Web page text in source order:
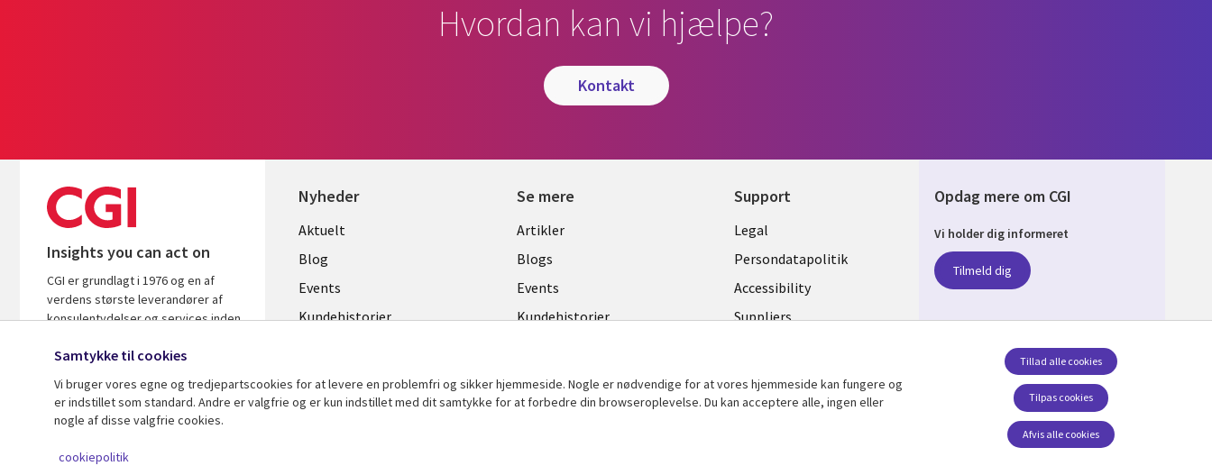
Hvordan kan vi hjælpe?
kontakt
Insights you can act on
CGI er grundlagt i 1976 og en af
verdens største leverandører af
konsulentydelser og services inden
leverer indsigt og løsninger, der
Nyheder
Useful
links
DENMARK
Aktuelt
Blog
Events
Kundehistorier
Se mere
Library
Links
DENMARK
Artikler
Blogs
Events
Kundehistorier
Se flere
Support
Legal
DENMARK
Legal
Persondatapolitik
Accessibility
Suppliers
Opdag mere om CGI
Vi holder dig informeret
Tilmeld dig
Social Media DENMARK
Samtykke til cookies
Vi bruger vores egne og tredjepartscookies for at levere en problemfri og sikker hjemmeside. Nogle er nødvendige for at vores hjemmeside kan fungere og
er indstillet som standard. Andre er valgfrie og er kun indstillet med dit samtykke for at forbedre din browseroplevelse. Du kan acceptere alle, ingen eller
nogle af disse valgfrie cookies.
Tilpas cookies
Tillad alle cookies
Afvis alle cookies
cookiepolitik